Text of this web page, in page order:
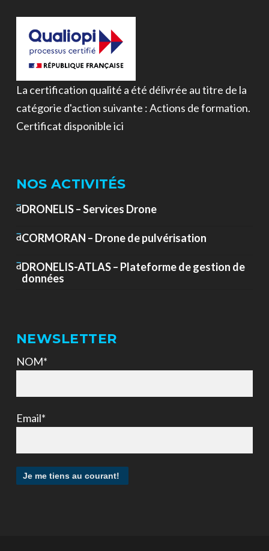
La certification qualité a été délivrée au titre de la
catégorie d'action suivante : Actions de formation.
Certificat disponible ici
NOS ACTIVITÉS
DRONELIS – Services Drone
CORMORAN – Drone de pulvérisation
DRONELIS-ATLAS – Plateforme de gestion de
données
NEWSLETTER
NOM*
Email*